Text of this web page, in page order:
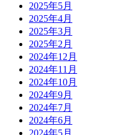
2025年5月
2025年4月
2025年3月
2025年2月
2024年12月
2024年11月
2024年10月
2024年9月
2024年7月
2024年6月